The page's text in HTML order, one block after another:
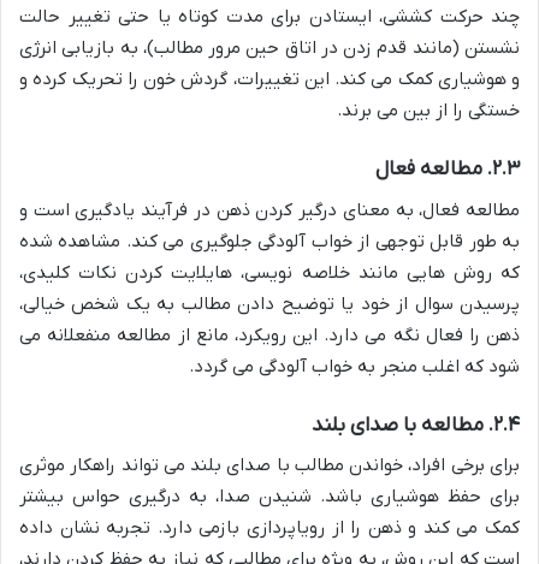
چند حرکت کششی، ایستادن برای مدت کوتاه یا حتی تغییر حالت
نشستن (مانند قدم زدن در اتاق حین مرور مطالب)، به بازیابی انرژی
و هوشیاری کمک می کند. این تغییرات، گردش خون را تحریک کرده و
خستگی را از بین می برند.
۲.۳. مطالعه فعال
مطالعه فعال، به معنای درگیر کردن ذهن در فرآیند یادگیری است و
به طور قابل توجهی از خواب آلودگی جلوگیری می کند. مشاهده شده
که روش هایی مانند خلاصه نویسی، هایلایت کردن نکات کلیدی،
پرسیدن سوال از خود یا توضیح دادن مطالب به یک شخص خیالی،
ذهن را فعال نگه می دارد. این رویکرد، مانع از مطالعه منفعلانه می
شود که اغلب منجر به خواب آلودگی می گردد.
۲.۴. مطالعه با صدای بلند
برای برخی افراد، خواندن مطالب با صدای بلند می تواند راهکار موثری
برای حفظ هوشیاری باشد. شنیدن صدا، به درگیری حواس بیشتر
کمک می کند و ذهن را از رویاپردازی بازمی دارد. تجربه نشان داده